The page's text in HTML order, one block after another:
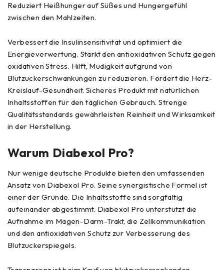
Reduziert Heißhunger auf Süßes und Hungergefühl
zwischen den Mahlzeiten.
Verbessert die Insulinsensitivität und optimiert die
Energieverwertung. Stärkt den antioxidativen Schutz gegen
oxidativen Stress. Hilft, Müdigkeit aufgrund von
Blutzuckerschwankungen zu reduzieren. Fördert die Herz-
Kreislauf-Gesundheit. Sicheres Produkt mit natürlichen
Inhaltsstoffen für den täglichen Gebrauch. Strenge
Qualitätsstandards gewährleisten Reinheit und Wirksamkeit
in der Herstellung.
Warum Diabexol Pro?
Nur wenige deutsche Produkte bieten den umfassenden
Ansatz von Diabexol Pro. Seine synergistische Formel ist
einer der Gründe. Die Inhaltsstoffe sind sorgfältig
aufeinander abgestimmt. Diabexol Pro unterstützt die
Aufnahme im Magen-Darm-Trakt, die Zellkommunikation
und den antioxidativen Schutz zur Verbesserung des
Blutzuckerspiegels.